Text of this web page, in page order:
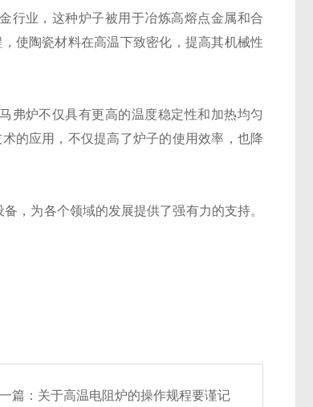
行业，这种炉子被用于冶炼高熔点金属和合
使陶瓷材料在高温下致密化，提高其机械性
弗炉不仅具有更高的温度稳定性和加热均匀
的应用，不仅提高了炉子的使用效率，也降
，为各个领域的发展提供了强有力的支持。
篇： 关于高温电阻炉的操作规程要谨记